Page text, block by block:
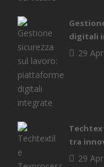
digitali
29
tra
29